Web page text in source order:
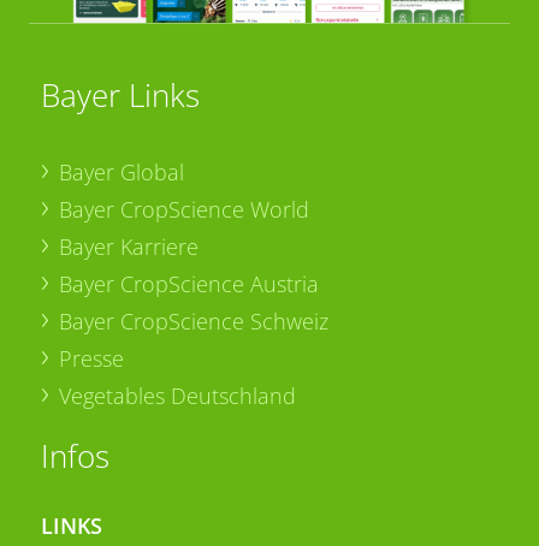
Bayer Links
Bayer Global
Bayer CropScience World
Bayer Karriere
Bayer CropScience Austria
Bayer CropScience Schweiz
Presse
Vegetables Deutschland
Infos
LINKS